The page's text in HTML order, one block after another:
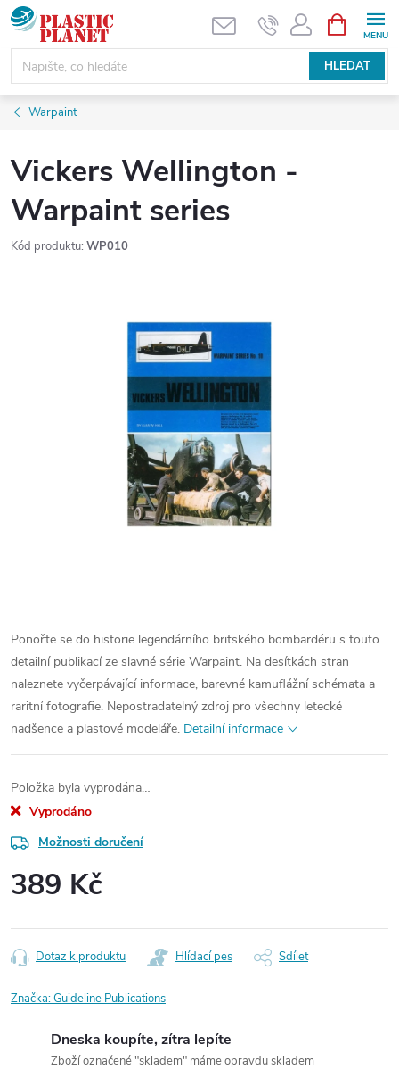
Přejít
na
obsah
HLEDAT
NÁKUPNÍ
KOŠÍK
Warpaint
Vickers Wellington -
Warpaint series
Kód produktu: WP010
Ponořte se do historie legendárního britského bombardéru s touto
detailní publikací ze slavné série Warpaint. Na desítkách stran
naleznete vyčerpávající informace, barevné kamuflážní schémata a
raritní fotografie. Nepostradatelný zdroj pro všechny letecké
nadšence a plastové modeláře. Detailní informace
Položka byla vyprodána…
Vyprodáno
Možnosti doručení
389 Kč
cena:
Dotaz k produktu Hlídací pes Sdílet
Značka:Guideline Publications
Dneska koupíte, zítra lepíte
Zboží označené "skladem" máme opravdu skladem